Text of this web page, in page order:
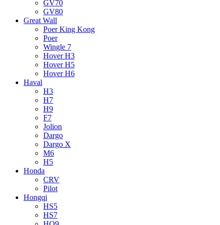
GV70
GV80
Great Wall
Poer King Kong
Poer
Wingle 7
Hover H3
Hover H5
Hover H6
Haval
H3
H7
H9
F7
Jolion
Dargo
Dargo X
M6
H5
Honda
CRV
Pilot
Hongqi
HS5
HS7